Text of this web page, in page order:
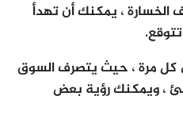
، يمكنك أن تهدأ
كل مرة ، حيث يتصرف السوق
، ويمكنك رؤية بعض